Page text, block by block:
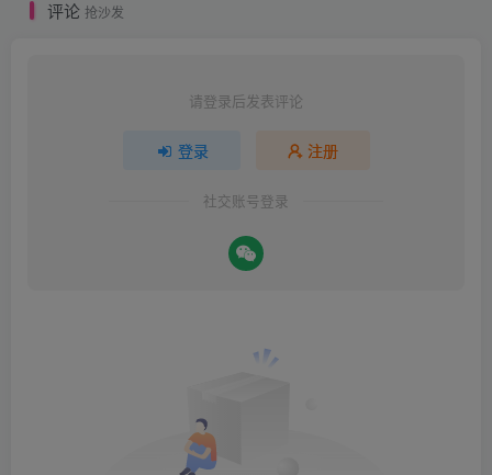
评论 抢沙发
请登录后发表评论
登录 注册
社交账号登录